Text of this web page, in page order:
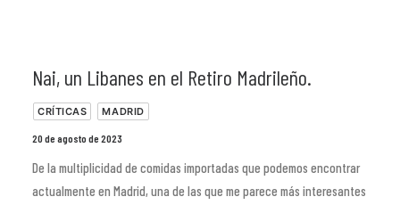
Nai, un Libanes en el Retiro Madrileño.
CRÍTICAS MADRID
20 de agosto de 2023
De la multiplicidad de comidas importadas que podemos encontrar
actualmente en Madrid, una de las que me parece más interesantes